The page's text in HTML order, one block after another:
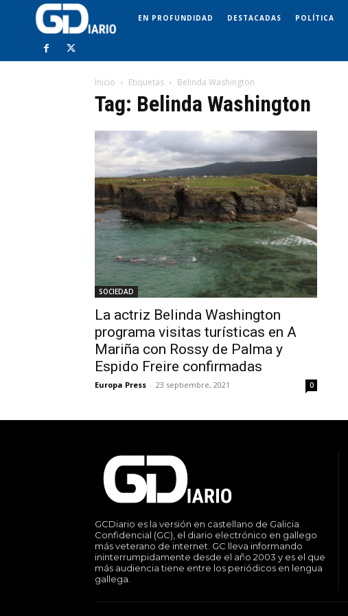
EN PROFUNDIDAD DESTACADAS POLÍTICA
Inicio Etiquetas Belinda Washington
Tag: Belinda Washington
SOCIEDAD
La actriz Belinda Washington
programa visitas turísticas en A
Mariña con Rossy de Palma y
Espido Freire confirmadas
Europa Press - 23 septiembre, 2021 0
GCDiario es la versión en castellano de Galicia
Confidencial (GC), el diario electrónico en gallego
más veterano de internet. GC lleva informando
ininterrumpidamente desde el año 2003 y es el que
más audiencia tiene entre los periódicos en lengua
gallega.